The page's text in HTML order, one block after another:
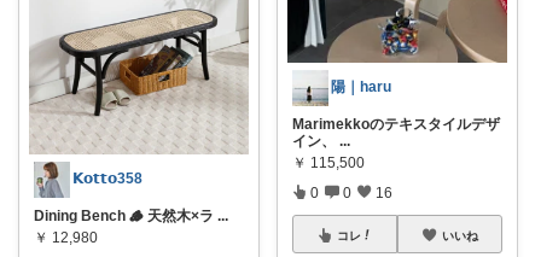
𝗞𝗼𝘁𝘁𝗼358
Dining Bench 🪵 天然木×ラ ...
￥ 12,980
陽｜haru
Marimekkoのテキスタイルデザ
イン、
...
￥ 115,500
0 0 16
コレ いいね